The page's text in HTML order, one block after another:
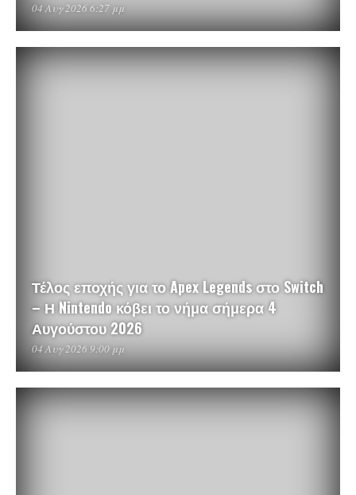
04 Αυγ 2026 6:27 μμ
Τέλος εποχής για το Apex Legends στο Switch
– Η Nintendo κόβει το νήμα σήμερα 4
Αυγούστου 2026
04 Αυγ 2026 9:00 μμ